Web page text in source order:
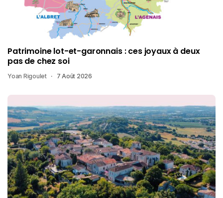
Patrimoine lot-et-garonnais : ces joyaux à deux
pas de chez soi
Yoan Rigoulet 7 Août 2026